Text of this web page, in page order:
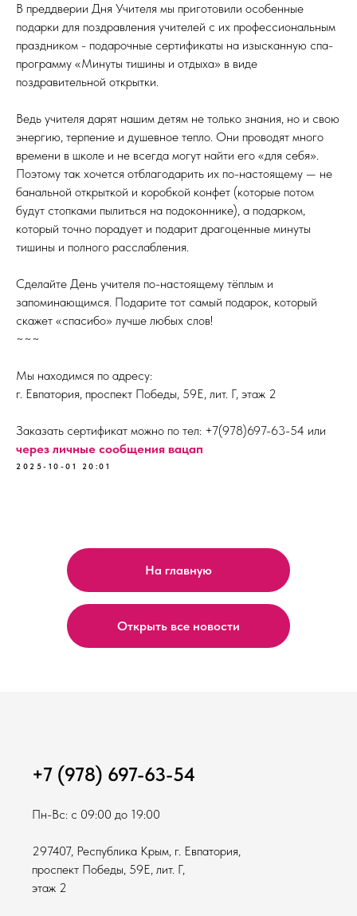
В преддверии Дня Учителя мы приготовили особенные
подарки для поздравления учителей с их профессиональным
праздником - подарочные сертификаты на изысканную спа-
программу «Минуты тишины и отдыха» в виде
поздравительной открытки.
Ведь учителя дарят нашим детям не только знания, но и свою
энергию, терпение и душевное тепло. Они проводят много
времени в школе и не всегда могут найти его «для себя».
Поэтому так хочется отблагодарить их по-настоящему — не
банальной открыткой и коробкой конфет (которые потом
будут стопками пылиться на подоконнике), а подарком,
который точно порадует и подарит драгоценные минуты
тишины и полного расслабления.
Сделайте День учителя по-настоящему тёплым и
запоминающимся. Подарите тот самый подарок, который
скажет «спасибо» лучше любых слов!
~~~
Мы находимся по адресу:
г. Евпатория, проспект Победы, 59Е, лит. Г, этаж 2
Заказать сертификат можно по тел: +7(978)697-63-54 или
через личные сообщения вацап
2025-10-01 20:01
На главную
Открыть все новости
+7 (978) 697-63-54
Пн-Вс: с 09:00 до 19:00
297407, Республика Крым, г. Евпатория,
проспект Победы, 59Е, лит. Г,
этаж 2